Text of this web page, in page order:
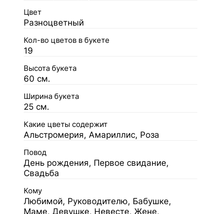
Цвет
Разноцветный
Кол-во цветов в букете
19
Высота букета
60 см.
Ширина букета
25 см.
Какие цветы содержит
Альстромерия, Амариллис, Роза
Повод
День рождения, Первое свидание,
Свадьба
Кому
Любимой, Руководителю, Бабушке,
Маме, Девушке, Невесте, Жене,